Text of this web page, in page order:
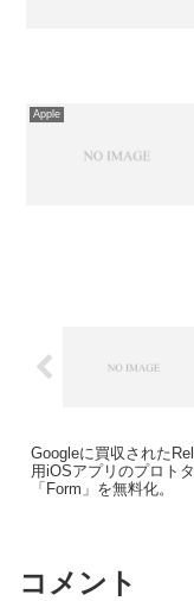
Apple
Googleに買収された
用iOSアプリのプロト
「Form」を無料化。
コメント